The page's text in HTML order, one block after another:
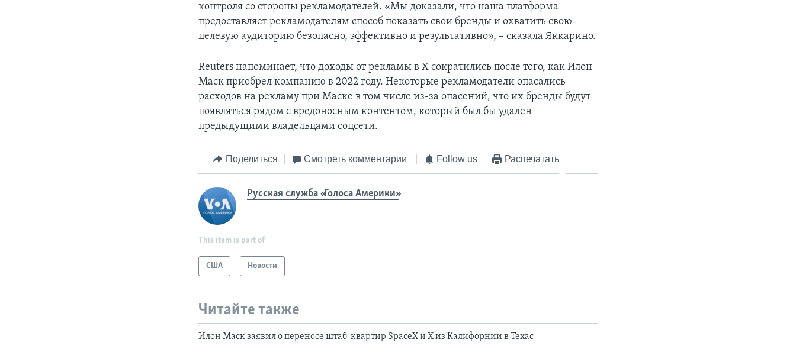
контроля со стороны рекламодателей. «Мы доказали, что наша платформа
предоставляет рекламодателям способ показать свои бренды и охватить свою
целевую аудиторию безопасно, эффективно и результативно», – сказала Яккарино.
Reuters напоминает, что доходы от рекламы в X сократились после того, как Илон
Маск приобрел компанию в 2022 году. Некоторые рекламодатели опасались
расходов на рекламу при Маске в том числе из-за опасений, что их бренды будут
появляться рядом с вредоносным контентом, который был бы удален
предыдущими владельцами соцсети.
Поделиться Смотреть комментарии Follow us Распечатать
Русская служба «Голоса Америки»
This item is part of
США Новости
Читайте также
Илон Маск заявил о переносе штаб-квартир SpaceX и Х из Калифорнии в Техас